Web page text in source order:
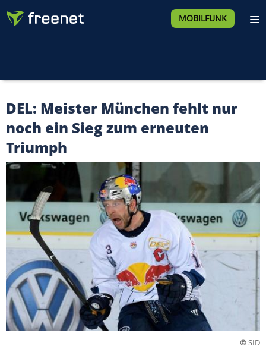
MOBILFUNK
DEL: Meister München fehlt nur
noch ein Sieg zum erneuten
Triumph
©SID